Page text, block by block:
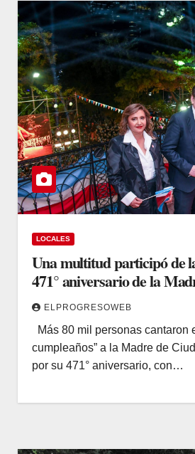
LOCALES
Una multitud participó de
471° aniversario de la
ELPROGRESOWEB
Más 80 mil personas cantaron
cumpleaños” a la Madre de
por su 471° aniversario, con…